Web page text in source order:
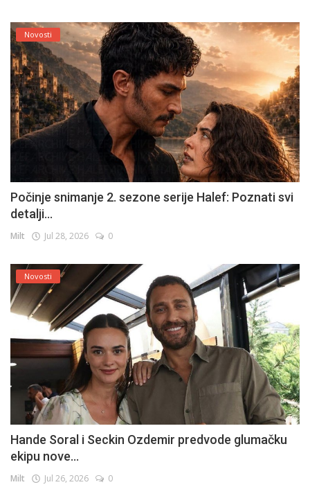
Novosti
Počinje snimanje 2. sezone serije Halef: Poznati svi
detalji...
Milt Jul 28, 2026 0
Novosti
Hande Soral i Seckin Ozdemir predvode glumačku
ekipu nove...
Milt Jul 26, 2026 0